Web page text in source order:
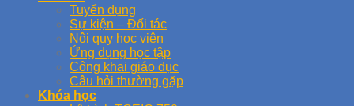
Tuyển dụng
Sự kiện – Đối tác
Nội quy học viên
Ứng dụng học tập
Công khai giáo dục
Câu hỏi thường gặp
Khóa học